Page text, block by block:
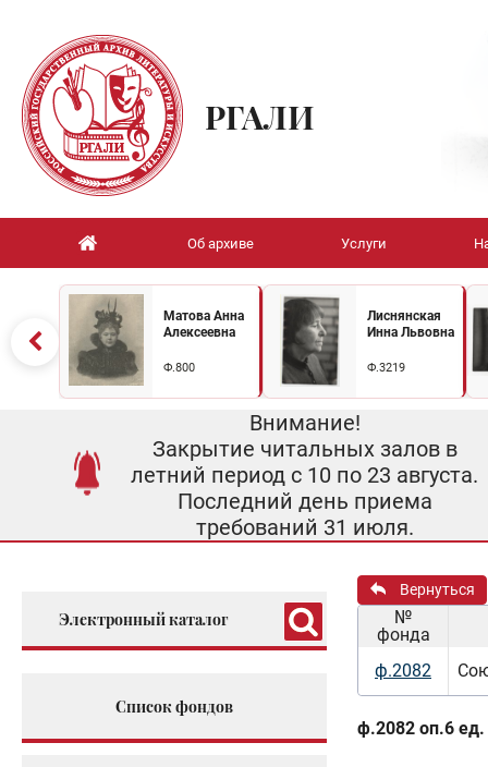
РГАЛИ
Об архиве Услуги
Матова Анна
Алексеевна
Ф.800
Лиснянская
Инна Львовна
Ф.3219
Внимание!
Закрытие читальных залов в
летний период с 10 по 23 августа.
Последний день приема
требований 31 июля.
Электронный каталог
Список фондов
Вернуться
№
фонда
ф.2082
ф.2082 оп.6 ед.